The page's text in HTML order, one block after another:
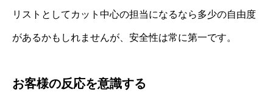
リストとしてカット中心の担当になるなら多少の自由度
があるかもしれませんが、安全性は常に第一です。
お客様の反応を意識する